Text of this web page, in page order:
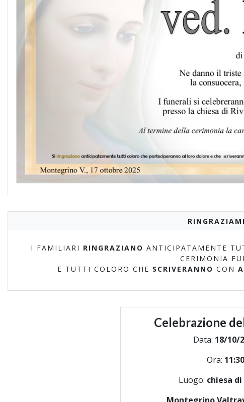
I FAMILIARI RINGRAZIANO ANTICIPATAMENTE
CERIMONIA
E TUTTI COLORO CHE SCRIVERANNO CON
Celebrazione
Data: 18/10/
Ora: 11:30
Luogo: chiesa